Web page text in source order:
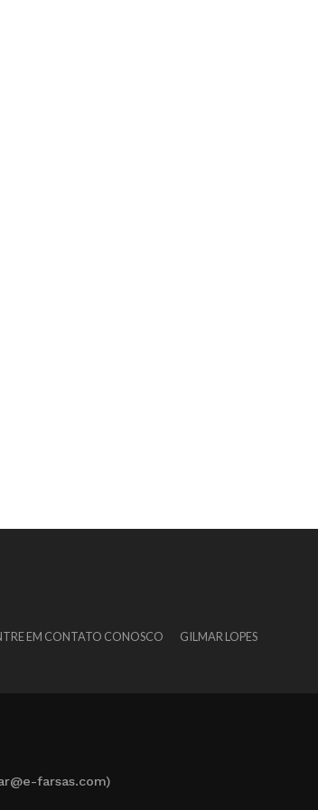
EM CONTATO CONOSCO
GILMAR LOPES
farsas.com)